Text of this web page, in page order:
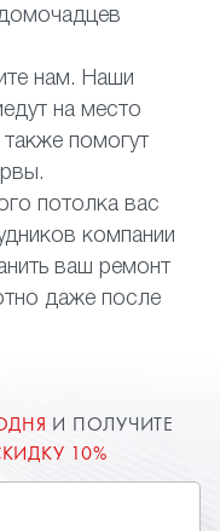
нам. Наши
на место
помогут
потолка вас
компании
ваш ремонт
даже после
И ПОЛУЧИТЕ
10%